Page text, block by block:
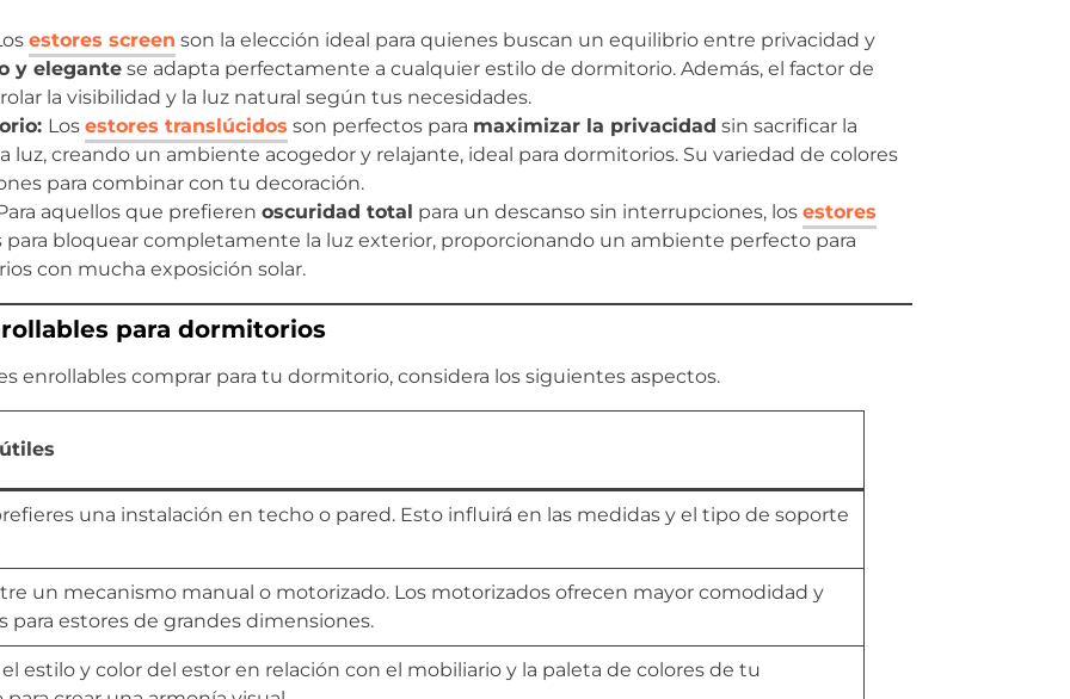
estores screen son la elección ideal para quienes buscan un equilibrio entre privacidad y
y elegante se adapta perfectamente a cualquier estilo de dormitorio. Además, el factor de
la visibilidad y la luz natural según tus necesidades.
Los estores translúcidos son perfectos para maximizar la privacidad sin sacrificar la
luz, creando un ambiente acogedor y relajante, ideal para dormitorios. Su variedad de colores
para combinar con tu decoración.
aquellos que prefieren oscuridad total para un descanso sin interrupciones, los estores
para bloquear completamente la luz exterior, proporcionando un ambiente perfecto para
con mucha exposición solar.
para dormitorios
enrollables comprar para tu dormitorio, considera los siguientes aspectos.
una instalación en techo o pared. Esto influirá en las medidas y el tipo de soporte
un mecanismo manual o motorizado. Los motorizados ofrecen mayor comodidad y
para estores de grandes dimensiones.
estilo y color del estor en relación con el mobiliario y la paleta de colores de tu